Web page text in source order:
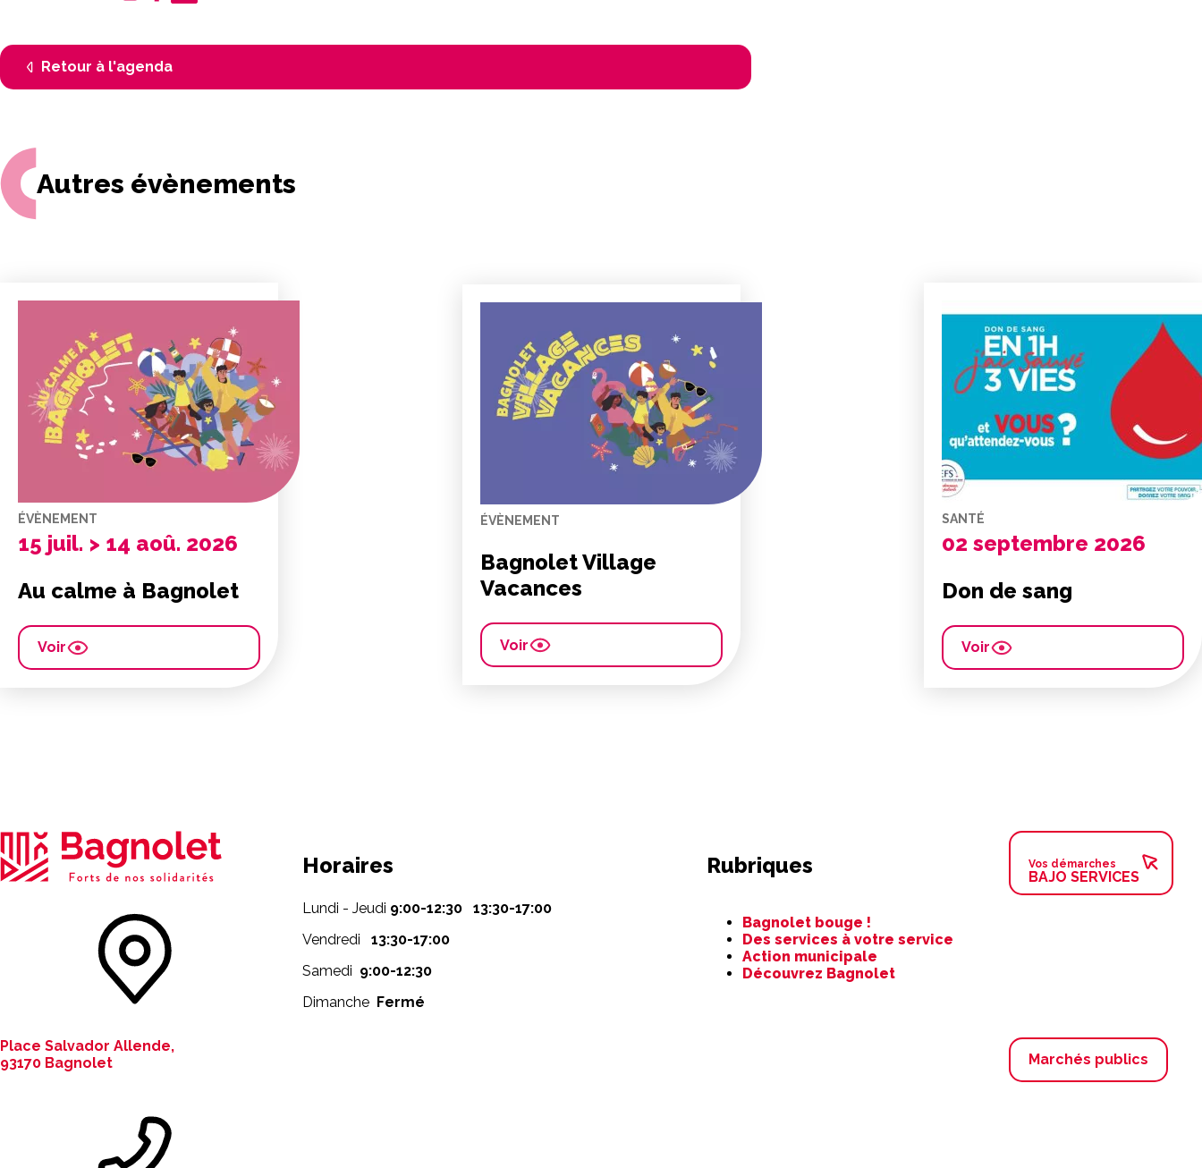
Retour à l'agenda
Autres évènements
ÉVÈNEMENT
15 juil. > 14 aoû. 2026
Au calme à Bagnolet
Voir
ÉVÈNEMENT
Bagnolet Village
Vacances
Voir
SANTÉ
02 septembre 2026
Don de sang
Voir
Place Salvador Allende,
93170 Bagnolet
Horaires
Lundi - Jeudi 9:00-12:30 13:30-17:00
Vendredi
13:30-17:00
Samedi 9:00-12:30
Dimanche Fermé
Rubriques
contenu
Bagnolet bouge !
Des services à votre service
Action municipale
Découvrez Bagnolet
Vos démarches
BAJO SERVICES
Marchés publics